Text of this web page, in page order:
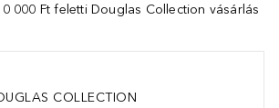
000 Ft feletti Douglas Collection vásárlás
COLLECTION